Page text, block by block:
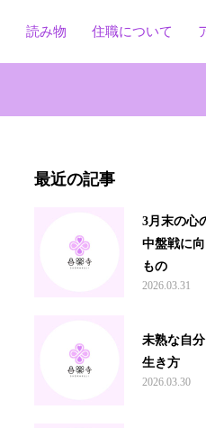
読み物 住職について
最近の記事
3月末の心
中盤戦に
もの
2026.03.31
未熟な自
生き方
2026.03.30